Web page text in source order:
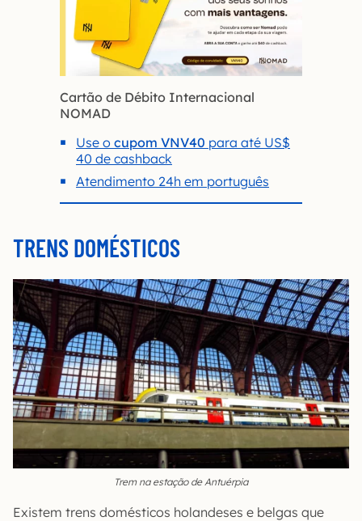
Cartão de Débito Internacional
NOMAD
Use o cupom VNV40 para até US$
40 de cashback
Atendimento 24h em português
TRENS DOMÉSTICOS
Trem na estação de Antuérpia
Existem trens domésticos holandeses e belgas que